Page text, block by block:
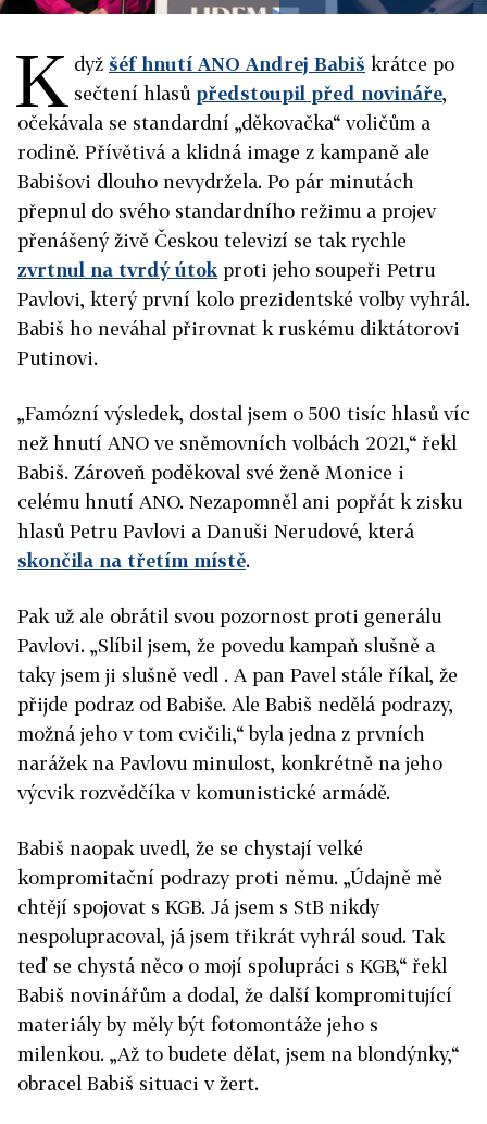
K dyž šéf hnutí ANO Andrej Babiš krátce po
sečtení hlasů předstoupil před novináře,
očekávala se standardní „děkovačka“ voličům a
rodině. Přívětivá a klidná image z kampaně ale
Babišovi dlouho nevydržela. Po pár minutách
přepnul do svého standardního režimu a projev
přenášený živě Českou televizí se tak rychle
zvrtnul na tvrdý útok proti jeho soupeři Petru
Pavlovi, který první kolo prezidentské volby vyhrál.
Babiš ho neváhal přirovnat k ruskému diktátorovi
Putinovi.
„Famózní výsledek, dostal jsem o 500 tisíc hlasů víc
než hnutí ANO ve sněmovních volbách 2021,“ řekl
Babiš. Zároveň poděkoval své ženě Monice i
celému hnutí ANO. Nezapomněl ani popřát k zisku
hlasů Petru Pavlovi a Danuši Nerudové, která
skončila na třetím místě.
Pak už ale obrátil svou pozornost proti generálu
Pavlovi. „Slíbil jsem, že povedu kampaň slušně a
taky jsem ji slušně vedl . A pan Pavel stále říkal, že
přijde podraz od Babiše. Ale Babiš nedělá podrazy,
možná jeho v tom cvičili,“ byla jedna z prvních
narážek na Pavlovu minulost, konkrétně na jeho
výcvik rozvědčíka v komunistické armádě.
Babiš naopak uvedl, že se chystají velké
kompromitační podrazy proti němu. „Údajně mě
chtějí spojovat s KGB. Já jsem s StB nikdy
nespolupracoval, já jsem třikrát vyhrál soud. Tak
teď se chystá něco o mojí spolupráci s KGB,“ řekl
Babiš novinářům a dodal, že další kompromitující
materiály by měly být fotomontáže jeho s
milenkou. „Až to budete dělat, jsem na blondýnky,“
obracel Babiš situaci v žert.